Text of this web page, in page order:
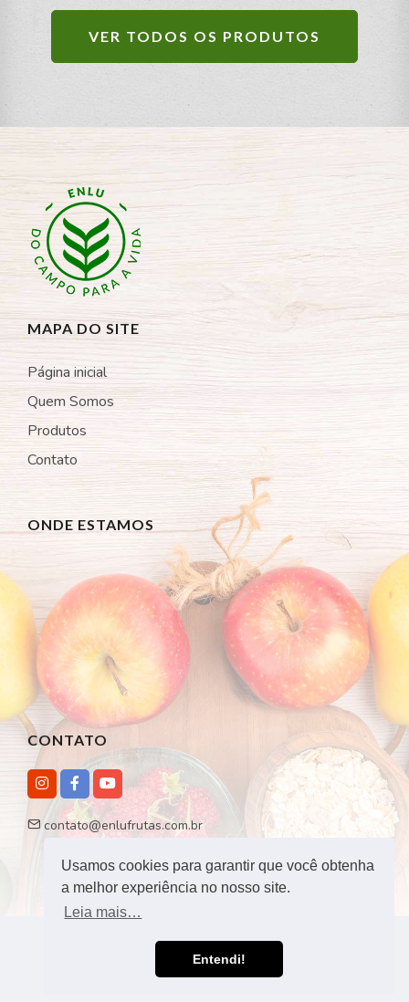
Usamos cookies para garantir que você obtenha
a melhor experiência no nosso site.
Leia mais…
Entendi!
VER TODOS OS PRODUTOS
MAPA DO SITE
Página inicial
Quem Somos
Produtos
Contato
ONDE ESTAMOS
CONTATO
contato@enlufrutas.com.br
Agência Tática - Todos os direitos reservados - 2026 |
Desenvolvido por